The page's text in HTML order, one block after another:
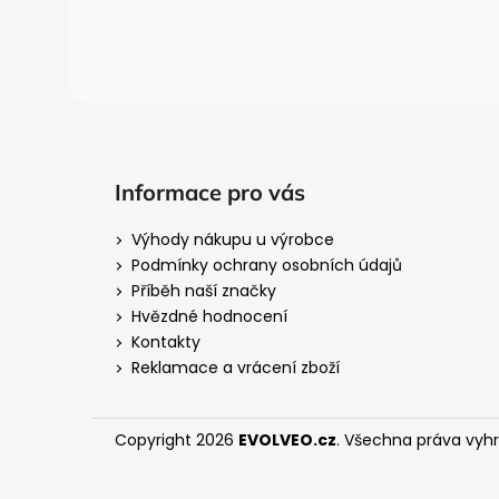
Informace pro vás
Výhody nákupu u výrobce
Podmínky ochrany osobních údajů
Příběh naší značky
Hvězdné hodnocení
Kontakty
Reklamace a vrácení zboží
Copyright 2026 EVOLVEO.cz. Všechna práva